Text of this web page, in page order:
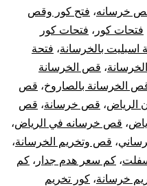
خرسانه، فتح كور وقص
فتحات كور ، فتحات كور
اسبليت بالخرسانة، فتحة
، قص الخرسانة
الخرسانة بالصاروخ، قص
الرياض، قص خرسانة، قص
، قص خرسانه في الرياض،
، قص وتخريم الخرسانة،
، كم سعر هدم جدار ، كم
خرسانة، كور تخريم